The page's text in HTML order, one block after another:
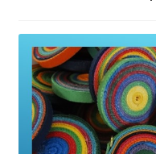
Contato